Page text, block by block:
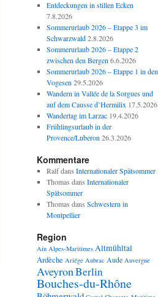
Entdeckungen in stillen Ecken
7.8.2026
Sommerurlaub 2026 – Etappe 3 im
Schwarzwald 2.8.2026
Sommerurlaub 2026 – Etappe 2
zwischen den Bergen 6.6.2026
Sommerurlaub 2026 – Etappe 1 in den
Vogesen 29.5.2026
Wandern in Vallée de la Sorgues und
auf dem Causse d’Hermilix 17.5.2026
Wandertag im Larzac 19.4.2026
Frühlingsurlaub in der
Provence/Luberon 26.3.2026
Kommentare
Ralfdans Internationaler Spätsommer
Thomas dans Internationaler
Spätsommer
Thomas dans Schwestern in
Montpellier
Region
Ain Alpes-Maritimes Altmühltal
Ardèche Ariége Aubrac Aude Auvergne
AveyronBerlin
Bouches-du-Rhône